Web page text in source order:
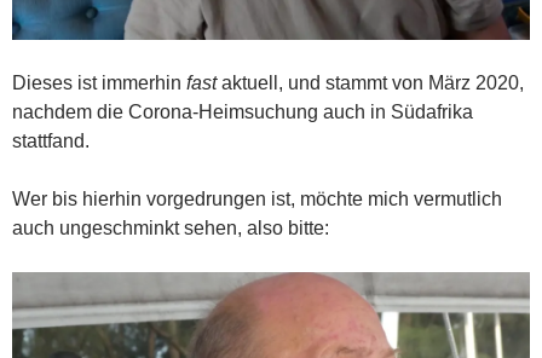
Dieses ist immerhin fastaktuell, und stammt von März 2020,
nachdem die Corona-Heimsuchung auch in Südafrika
stattfand.
Wer bis hierhin vorgedrungen ist, möchte mich vermutlich
auch ungeschminkt sehen, also bitte: